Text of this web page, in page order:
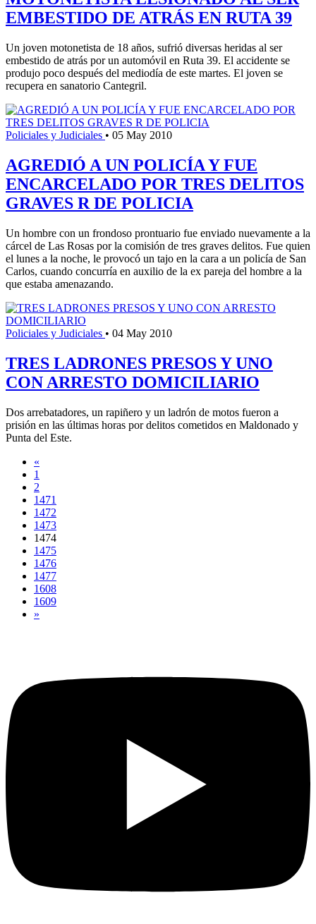
EMBESTIDO DE ATRÁS EN RUTA 39
Un joven motonetista de 18 años, sufrió diversas heridas al ser
embestido de atrás por un automóvil en Ruta 39. El accidente se
produjo poco después del mediodía de este martes. El joven se
recupera en sanatorio Cantegril.
Policiales y Judiciales • 05 May 2010
AGREDIÓ A UN POLICÍA Y FUE
ENCARCELADO POR TRES DELITOS
GRAVES R DE POLICIA
Un hombre con un frondoso prontuario fue enviado nuevamente a la
cárcel de Las Rosas por la comisión de tres graves delitos. Fue quien
el lunes a la noche, le provocó un tajo en la cara a un policía de San
Carlos, cuando concurría en auxilio de la ex pareja del hombre a la
que estaba amenazando.
Policiales y Judiciales • 04 May 2010
TRES LADRONES PRESOS Y UNO
CON ARRESTO DOMICILIARIO
Dos arrebatadores, un rapiñero y un ladrón de motos fueron a
prisión en las últimas horas por delitos cometidos en Maldonado y
Punta del Este.
«
1
2
1471
1472
1473
1474
1475
1476
1477
1608
1609
»